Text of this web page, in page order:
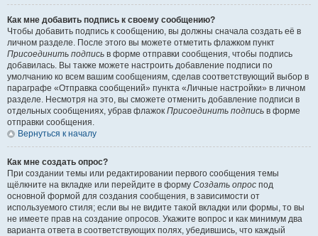
Как мне добавить подпись к своему сообщению?
Чтобы добавить подпись к сообщению, вы должны сначала создать её в
личном разделе. После этого вы можете отметить флажком пункт
Присоединить подпись в форме отправки сообщения, чтобы подпись
добавилась. Вы также можете настроить добавление подписи по
умолчанию ко всем вашим сообщениям, сделав соответствующий выбор в
параграфе «Отправка сообщений» пункта «Личные настройки» в личном
разделе. Несмотря на это, вы сможете отменить добавление подписи в
отдельных сообщениях, убрав флажок Присоединить подпись в форме
отправки сообщения.
Вернуться к началу
Как мне создать опрос?
При создании темы или редактировании первого сообщения темы
щёлкните на вкладке или перейдите в форму Создать опрос под
основной формой для создания сообщения, в зависимости от
используемого стиля; если вы не видите такой вкладки или формы, то вы
не имеете прав на создание опросов. Укажите вопрос и как минимум два
варианта ответа в соответствующих полях, убедившись, что каждый